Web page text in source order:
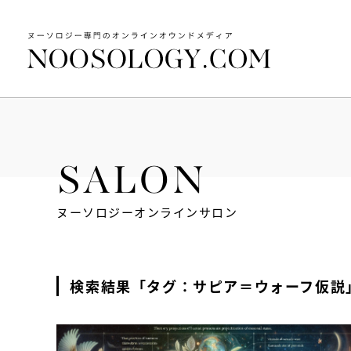
SALON
ヌーソロジーオンラインサロン
検索結果「タグ：サピア＝ウォーフ仮説